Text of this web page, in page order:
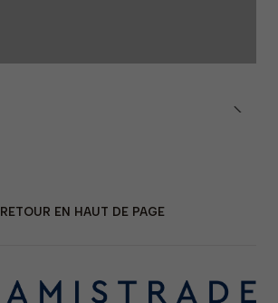
RETOUR EN HAUT DE PAGE